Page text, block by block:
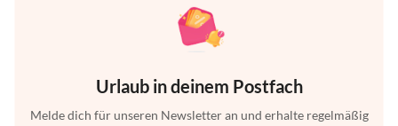
Urlaub in deinem Postfach
Melde dich für unseren Newsletter an und erhalte regelmäßig